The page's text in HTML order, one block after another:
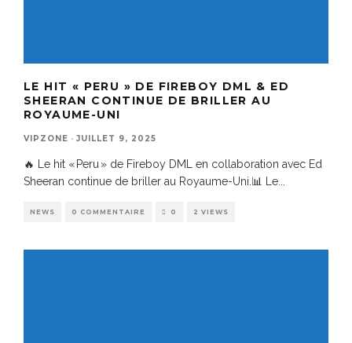
LE HIT « PERU » DE FIREBOY DML & ED
SHEERAN CONTINUE DE BRILLER AU
ROYAUME-UNI
VIPZONE · JUILLET 9, 2025
🔥 Le hit « Peru » de Fireboy DML en collaboration avec Ed
Sheeran continue de briller au Royaume-Uni.📊 Le
NEWS 0 COMMENTAIRE 0 2 VIEWS